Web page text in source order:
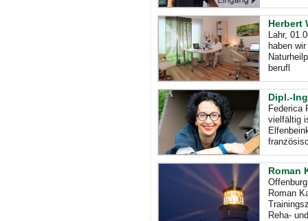
Herbert
Lahr,
haben
berufl
Dipl.-
Federica
vielfältig
Roman
Roman
Reha-